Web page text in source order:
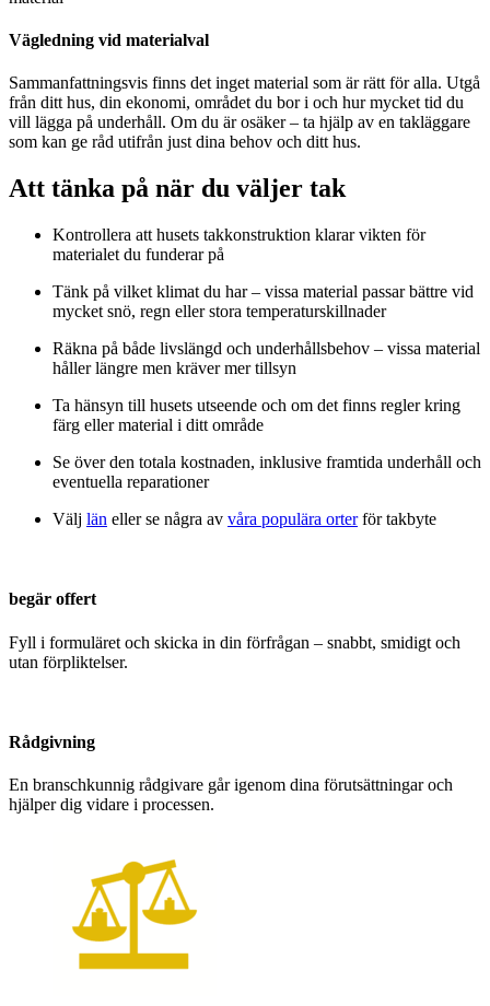
Vägledning vid materialval
Sammanfattningsvis finns det inget material som är rätt för alla. Utgå
från ditt hus, din ekonomi, området du bor i och hur mycket tid du
vill lägga på underhåll. Om du är osäker – ta hjälp av en takläggare
som kan ge råd utifrån just dina behov och ditt hus.
Att tänka på när du väljer tak
Kontrollera att husets takkonstruktion klarar vikten för
materialet du funderar på
Tänk på vilket klimat du har – vissa material passar bättre vid
mycket snö, regn eller stora temperaturskillnader
Räkna på både livslängd och underhållsbehov – vissa material
håller längre men kräver mer tillsyn
Ta hänsyn till husets utseende och om det finns regler kring
färg eller material i ditt område
Se över den totala kostnaden, inklusive framtida underhåll och
eventuella reparationer
Välj län eller se några av våra populära orterför takbyte
begär offert
Fyll i formuläret och skicka in din förfrågan – snabbt, smidigt och
utan förpliktelser.
Rådgivning
En branschkunnig rådgivare går igenom dina förutsättningar och
hjälper dig vidare i processen.